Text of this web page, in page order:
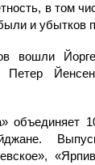
в том
и убытков
вошли
Петер
объединяет